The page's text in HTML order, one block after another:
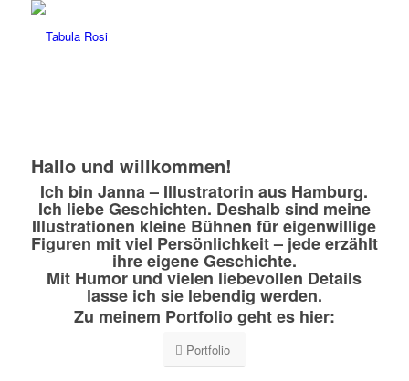
Hallo und willkommen!
Ich bin Janna – Illustratorin aus Hamburg.
Ich liebe Geschichten. Deshalb sind meine
Illustrationen kleine Bühnen für eigenwillige
Figuren mit viel Persönlichkeit – jede erzählt
ihre eigene Geschichte.
Mit Humor und vielen liebevollen Details
lasse ich sie lebendig werden.
Zu meinem Portfolio geht es hier:
Portfolio